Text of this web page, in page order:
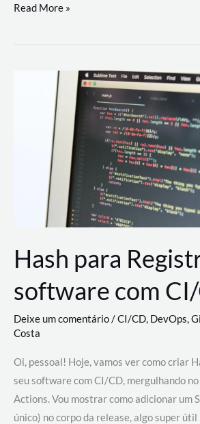
Large
Models
revolucionando
desenvolvimento
Read More »
Hash para
software com
Deixe um comentário/CI/CD, DevOps,
Costa
Oi, pessoal! Hoje, vamos ver como criar
seu software com CI/CD, mergulhando
Actions. Vou mostrar como adicionar um
único) no corpo da release, algo super